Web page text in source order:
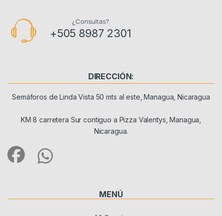
¿Consultas?
+505 8987 2301
DIRECCIÓN:
Semáforos de Linda Vista 50 mts al este, Managua, Nicaragua
KM 8 carretera Sur contiguo a Pizza Valentys, Managua,
Nicaragua.
MENÚ